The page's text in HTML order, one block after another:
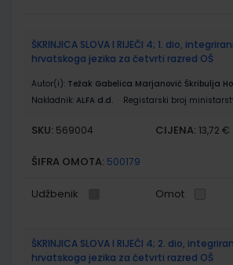
proizvodi
ŠKRINJICA SLOVA I RIJEČI 4; 1. dio,
hrvatskoga jezika za četvrti razred OŠ
Autor(i): Težak Gabelica Marjanović Škribulja
Nakladnik: ALFA d.d. Registarski broj
SKU: 569004 CIJENA: 13,72 €
ŠIFRA OMOTA: 500179
Udžbenik Omot
ŠKRINJICA SLOVA I RIJEČI 4; 2. dio,
hrvatskoga jezika za četvrti razred OŠ